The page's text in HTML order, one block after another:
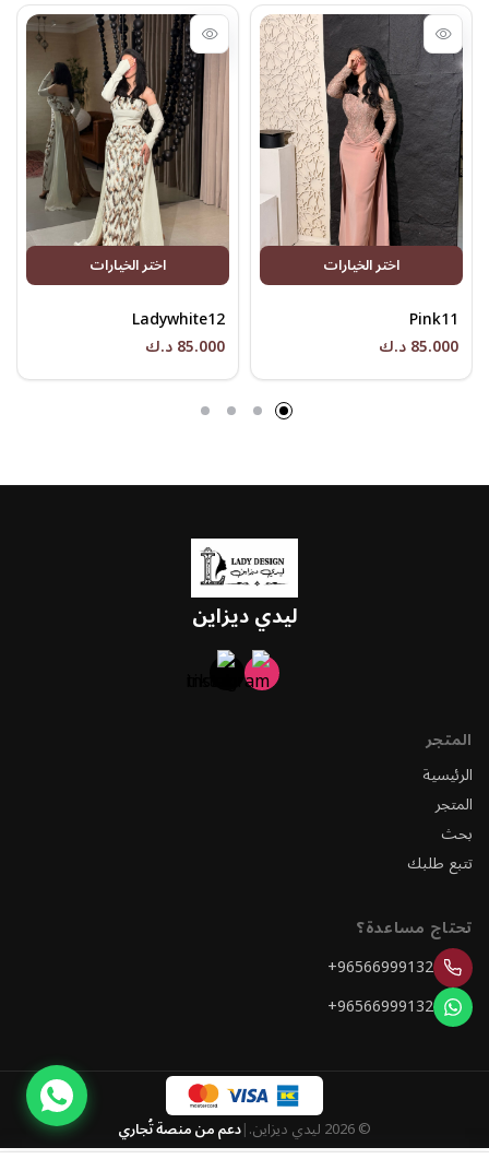
اختر الخيارات
Pink11
85.000 د.ك
اختر الخيارات
Ladywhite12
85.000 د.ك
ليدي ديزاين
المتجر
الرئيسية
المتجر
بحث
تتبع طلبك
تحتاج مساعدة؟
+96566999132
+96566999132
© 2026 ليدي ديزاين. |دعم من منصة تُجاري